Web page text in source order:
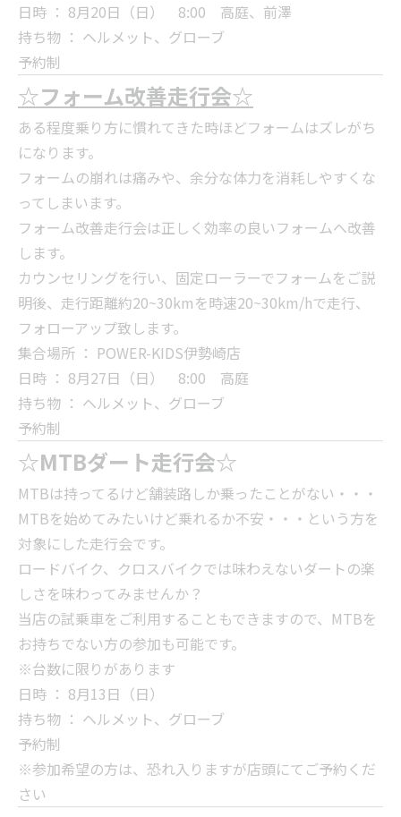
日時 ： 8月20日（日） 8:00 高庭、前澤
持ち物 ： ヘルメット、グローブ
予約制
☆フォーム改善走行会☆
ある程度乗り方に慣れてきた時ほどフォームはズレがち
になります。
フォームの崩れは痛みや、余分な体力を消耗しやすくな
ってしまいます。
フォーム改善走行会は正しく効率の良いフォームへ改善
します。
カウンセリングを行い、固定ローラーでフォームをご説
明後、走行距離約20~30kmを時速20~30km/hで走行、
フォローアップ致します。
集合場所 ： POWER-KIDS伊勢崎店
日時 ： 8月27日（日） 8:00 高庭
持ち物 ： ヘルメット、グローブ
予約制
☆MTBダート走行会☆
MTBは持ってるけど舗装路しか乗ったことがない・・・
MTBを始めてみたいけど乗れるか不安・・・という方を
対象にした走行会です。
ロードバイク、クロスバイクでは味わえないダートの楽
しさを味わってみませんか？
当店の試乗車をご利用することもできますので、MTBを
お持ちでない方の参加も可能です。
※台数に限りがあります
日時 ： 8月13日（日）
持ち物 ： ヘルメット、グローブ
予約制
※参加希望の方は、恐れ入りますが店頭にてご予約くだ
さい